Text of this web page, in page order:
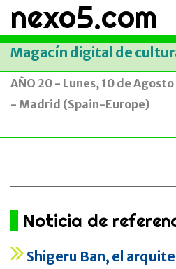
nexo5.com
Magacín digital de
AÑO 20 - Lunes, 10 de
- Madrid (Spain-Europe)
Noticia de
Shigeru Ban, el